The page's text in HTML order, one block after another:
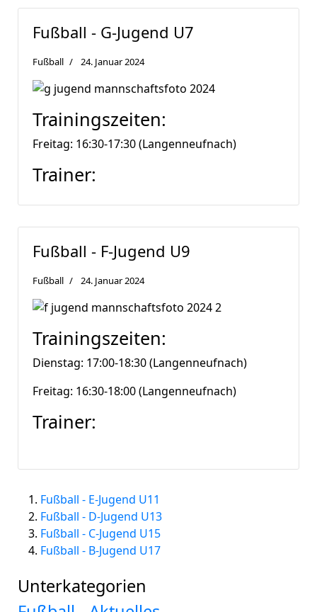
Fußball - G-Jugend U7
Fußball 24. Januar 2024
Trainingszeiten:
Freitag: 16:30-17:30 (Langenneufnach)
Trainer:
Fußball - F-Jugend U9
Fußball 24. Januar 2024
Trainingszeiten:
Dienstag: 17:00-18:30 (Langenneufnach)
Freitag: 16:30-18:00 (Langenneufnach)
Trainer:
Fußball - E-Jugend U11
Fußball - D-Jugend U13
Fußball - C-Jugend U15
Fußball - B-Jugend U17
Unterkategorien